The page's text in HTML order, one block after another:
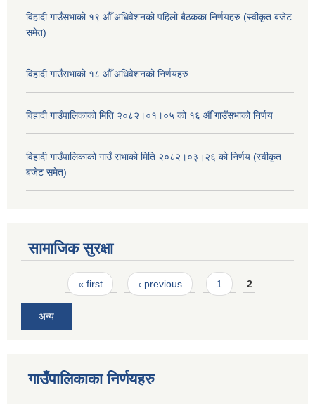
विहादी गाउँसभाको १९ औँ अधिवेशनको पहिलो बैठकका निर्णयहरु (स्वीकृत बजेट
समेत)
विहादी गाउँसभाको १८ औँ अधिवेशनको निर्णयहरु
विहादी गाउँपालिकाको मिति २०८२।०१।०५ को १६ औँ गाउँसभाको निर्णय
विहादी गाउँपालिकाको गाउँ सभाको मिति २०८२।०३।२६ को निर्णय (स्वीकृत
बजेट समेत)
सामाजिक सुरक्षा
Pages« first ‹ previous 1 2
अन्य
गाउँपालिकाका निर्णयहरु